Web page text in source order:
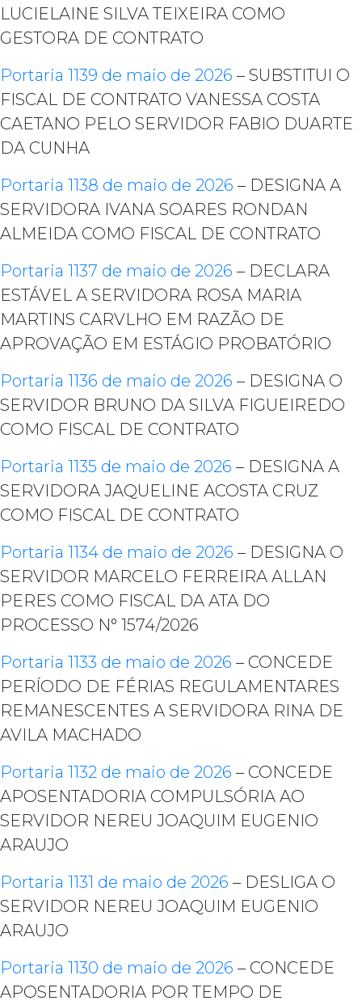
LUCIELAINE SILVA TEIXEIRA COMO
GESTORA DE CONTRATO
Portaria 1139 de maio de 2026 – SUBSTITUI O
FISCAL DE CONTRATO VANESSA COSTA
CAETANO PELO SERVIDOR FABIO DUARTE
DA CUNHA
Portaria 1138 de maio de 2026 – DESIGNA A
SERVIDORA IVANA SOARES RONDAN
ALMEIDA COMO FISCAL DE CONTRATO
Portaria 1137 de maio de 2026 – DECLARA
ESTÁVEL A SERVIDORA ROSA MARIA
MARTINS CARVLHO EM RAZÃO DE
APROVAÇÃO EM ESTÁGIO PROBATÓRIO
Portaria 1136 de maio de 2026 – DESIGNA O
SERVIDOR BRUNO DA SILVA FIGUEIREDO
COMO FISCAL DE CONTRATO
Portaria 1135 de maio de 2026 – DESIGNA A
SERVIDORA JAQUELINE ACOSTA CRUZ
COMO FISCAL DE CONTRATO
Portaria 1134 de maio de 2026 – DESIGNA O
SERVIDOR MARCELO FERREIRA ALLAN
PERES COMO FISCAL DA ATA DO
PROCESSO N° 1574/2026
Portaria 1133 de maio de 2026 – CONCEDE
PERÍODO DE FÉRIAS REGULAMENTARES
REMANESCENTES A SERVIDORA RINA DE
AVILA MACHADO
Portaria 1132 de maio de 2026 – CONCEDE
APOSENTADORIA COMPULSÓRIA AO
SERVIDOR NEREU JOAQUIM EUGENIO
ARAUJO
Portaria 1131 de maio de 2026 – DESLIGA O
SERVIDOR NEREU JOAQUIM EUGENIO
ARAUJO
Portaria 1130 de maio de 2026 – CONCEDE
APOSENTADORIA POR TEMPO DE